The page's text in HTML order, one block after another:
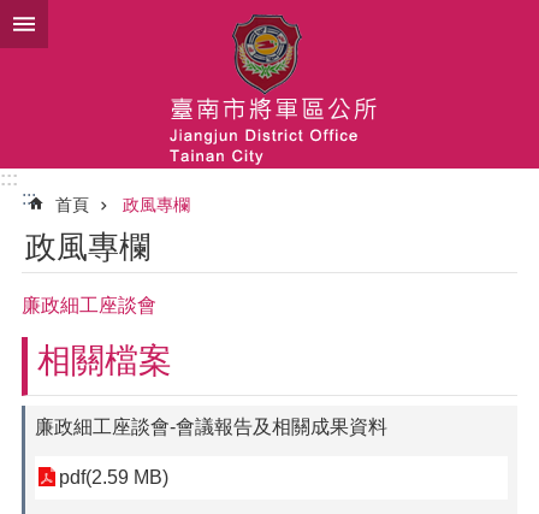
跳到主要內容區塊
:::
:::
首頁 政風專欄
政風專欄
廉政細工座談會
相關檔案
廉政細工座談會-會議報告及相關成果資料
pdf(2.59 MB)